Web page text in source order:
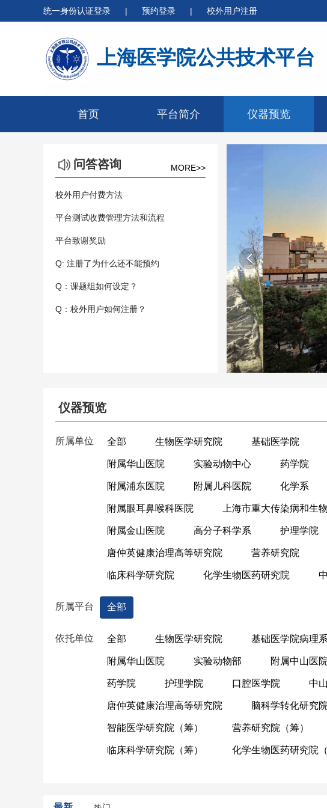
统一身份认证登录 | 预约登录 | 校外用户注册
上海医学院公共技术平台
首页 平台简介 仪器预览
问答咨询 MORE>>
校外用户付费方法
平台测试收费管理方法和流程
平台致谢奖励
Q: 注册了为什么还不能预约
Q：课题组如何设定？
Q：校外用户如何注册？

仪器预览
所属单位 全部 生物医学研究院 基础医学院
附属华山医院 实验动物中心 药学院
附属浦东医院 附属儿科医院 化学系
附属眼耳鼻喉科医院 上海市重大传染病和生
附属金山医院 高分子科学系 护理学院
唐仲英健康治理高等研究院 营养研究院
临床科学研究院 化学生物医药研究院
所属平台 全部
依托单位 全部 生物医学研究院 基础医学院病理系
附属华山医院 实验动物部 附属中山医院
药学院 护理学院 口腔医学院 中
唐仲英健康治理高等研究院 脑科学转化研究院
智能医学研究院（筹） 营养研究院（筹）
临床科学研究院（筹） 化学生物医药研究院（